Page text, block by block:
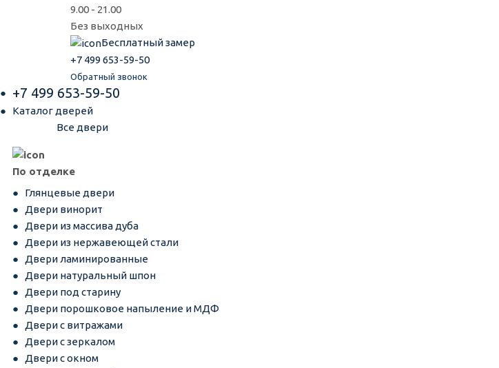
9.00 - 21.00
Без выходных
Бесплатный замер
+7 499 653-59-50
Обратный звонок
+7 499 653-59-50
Каталог дверей
Все двери
По отделке
Глянцевые двери
Двери винорит
Двери из массива дуба
Двери из нержавеющей стали
Двери ламинированные
Двери натуральный шпон
Двери под старину
Двери порошковое напыление и МДФ
Двери с витражами
Двери с зеркалом
Двери с окном